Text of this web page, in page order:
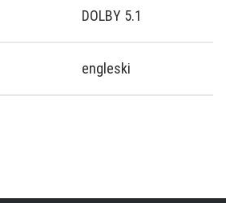
DOLBY 5.1
engleski